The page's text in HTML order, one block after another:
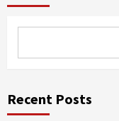
Recent Posts